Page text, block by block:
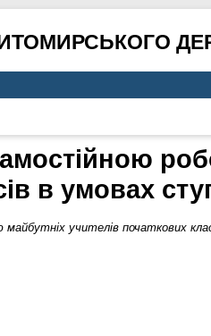
в умовах
учителів початкових